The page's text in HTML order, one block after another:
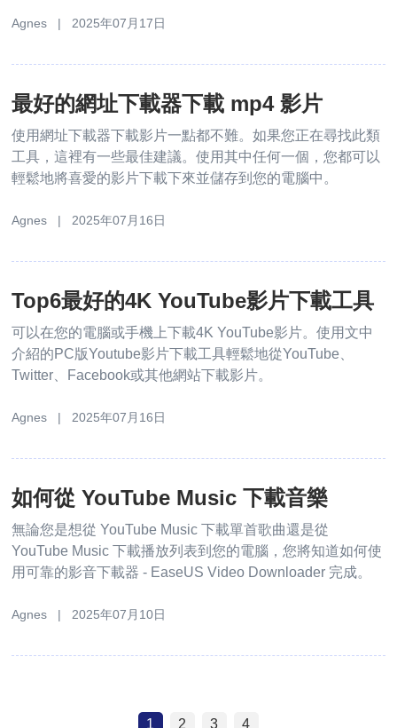
Agnes | 2025年07月17日
最好的網址下載器下載 mp4 影片
使用網址下載器下載影片一點都不難。如果您正在尋找此類
工具，這裡有一些最佳建議。使用其中任何一個，您都可以
輕鬆地將喜愛的影片下載下來並儲存到您的電腦中。
Agnes | 2025年07月16日
Top6最好的4K YouTube影片下載工具
可以在您的電腦或手機上下載4K YouTube影片。使用文中
介紹的PC版Youtube影片下載工具輕鬆地從YouTube、
Twitter、Facebook或其他網站下載影片。
Agnes | 2025年07月16日
如何從 YouTube Music 下載音樂
無論您是想從 YouTube Music 下載單首歌曲還是從
YouTube Music 下載播放列表到您的電腦，您將知道如何使
用可靠的影音下載器 - EaseUS Video Downloader 完成。
Agnes | 2025年07月10日
1 2 3 4